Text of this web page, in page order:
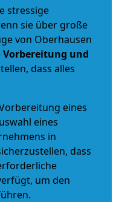
stressige
sie über große
von Oberhausen
Vorbereitung und
dass alles
eines
eines
in
dass
um den